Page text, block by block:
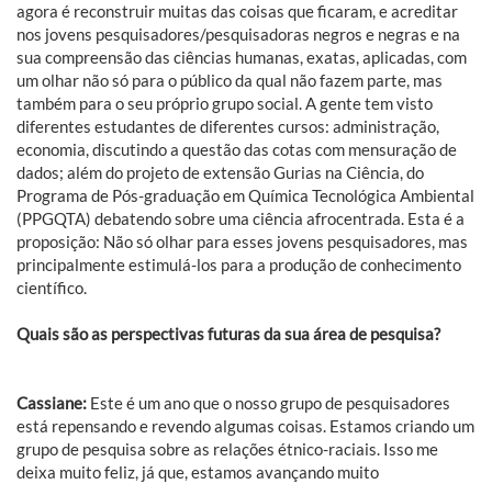
agora é reconstruir muitas das coisas que ficaram, e acreditar
nos jovens pesquisadores/pesquisadoras negros e negras e na
sua compreensão das ciências humanas, exatas, aplicadas, com
um olhar não só para o público da qual não fazem parte, mas
também para o seu próprio grupo social. A gente tem visto
diferentes estudantes de diferentes cursos: administração,
economia, discutindo a questão das cotas com mensuração de
dados; além do projeto de extensão Gurias na Ciência, do
Programa de Pós-graduação em Química Tecnológica Ambiental
(PPGQTA) debatendo sobre uma ciência afrocentrada. Esta é a
proposição: Não só olhar para esses jovens pesquisadores, mas
principalmente estimulá-los para a produção de conhecimento
científico.
Quais são as perspectivas futuras da sua área de pesquisa?
Cassiane: Este é um ano que o nosso grupo de pesquisadores
está repensando e revendo algumas coisas. Estamos criando um
grupo de pesquisa sobre as relações étnico-raciais. Isso me
deixa muito feliz, já que, estamos avançando muito